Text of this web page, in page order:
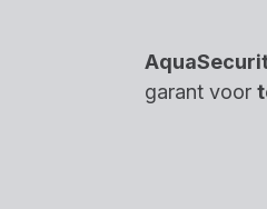
garant voor